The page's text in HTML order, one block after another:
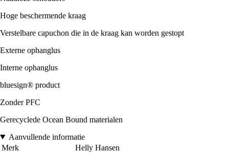
Hoge beschermende kraag
Verstelbare capuchon die in de kraag kan worden gestopt
Externe ophanglus
Interne ophanglus
bluesign® product
Zonder PFC
Gerecyclede Ocean Bound materialen
Aanvullende informatie
Merk
Helly Hansen